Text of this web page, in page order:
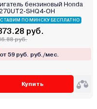
бензиновый Honda
SHQ4-OH
ПО МИНСКУ БЕСПЛАТНО
руб.
руб.
от 59 руб. руб./мес.
Купить